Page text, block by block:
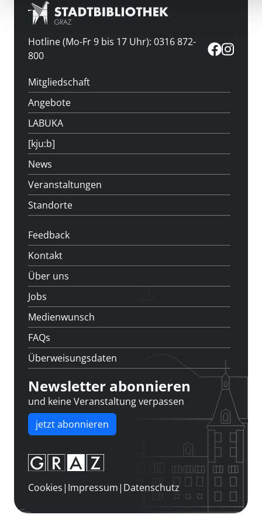
Hotline (Mo-Fr 9 bis 17 Uhr): 0316 872-
800
Mitgliedschaft
Angebote
LABUKA
[kju:b]
News
Veranstaltungen
Standorte
Feedback
Kontakt
Über uns
Jobs
Medienwunsch
FAQs
Überweisungsdaten
Newsletter abonnieren
und keine Veranstaltung verpassen
jetzt abonnieren
Cookies| Impressum| Datenschutz